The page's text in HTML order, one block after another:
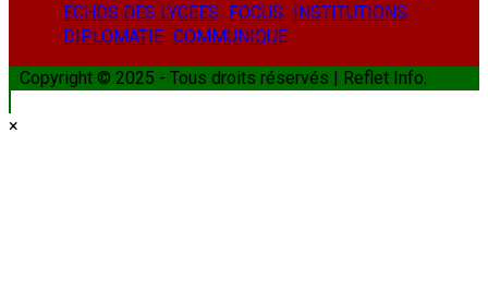
ECHOS DES LYCEES FOCUS INSTITUTIONS
DIPLOMATIE COMMUNIQUE
Copyright © 2025 - Tous droits réservés | Reflet Info.
×